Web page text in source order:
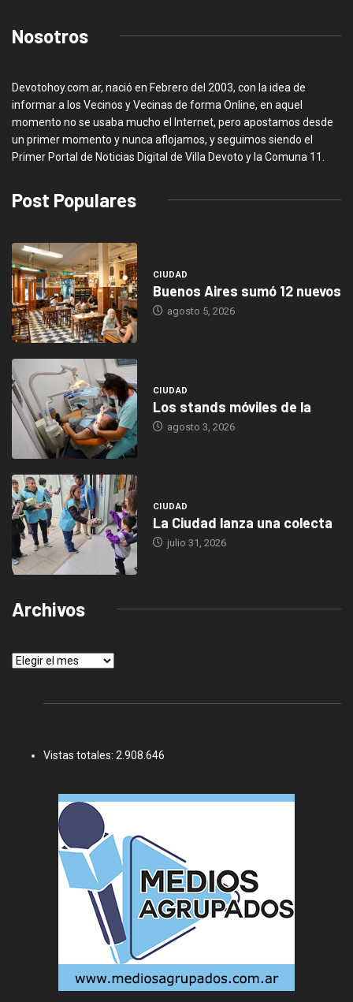
Nosotros
Devotohoy.com.ar, nació en Febrero del 2003, con la idea de
informar a los Vecinos y Vecinas de forma Online, en aquel
momento no se usaba mucho el Internet, pero apostamos desde
un primer momento y nunca aflojamos, y seguimos siendo el
Primer Portal de Noticias Digital de Villa Devoto y la Comuna 11.
Post Populares
CIUDAD
Buenos Aires sumó 12 nuevos
agosto 5, 2026
CIUDAD
Los stands móviles de la
agosto 3, 2026
CIUDAD
La Ciudad lanza una colecta
julio 31, 2026
Archivos
Archivos
Vistas totales: 2.908.646